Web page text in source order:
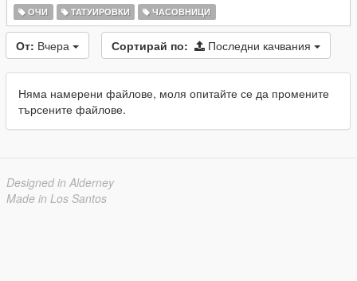
ОЧИ
ТАТУИРОВКИ ЧАСОВНИЦИ
От: Вчера Сортирай по: Последни качвания
Няма намерени файлове, моля опитайте се да промените
търсените файлове.
Designed in Alderney
Made in Los Santos